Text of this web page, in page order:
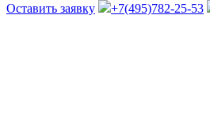
Оставить заявку
+7(495)782-25-53